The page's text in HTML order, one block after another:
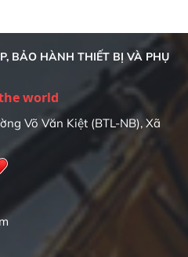
BẢO HÀNH THIẾT BỊ VÀ PHỤ
world
Võ Văn Kiệt (BTL-NB), Xã